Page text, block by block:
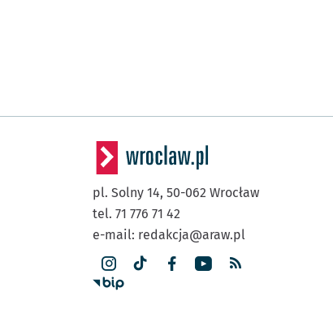
pl. Solny 14, 50-062 Wrocław
tel. 71 776 71 42
e-mail: redakcja@araw.pl